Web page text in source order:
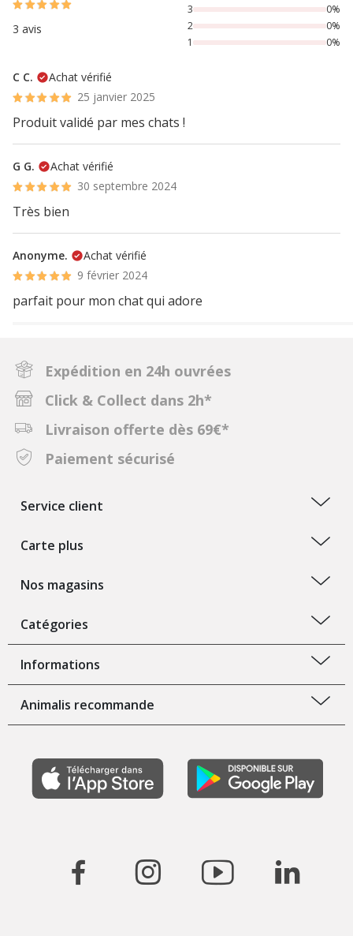
3 avis
3
0%
2
0%
1
0%
C C.
Achat vérifié
25 janvier 2025
Produit validé par mes chats !
G G.
Achat vérifié
30 septembre 2024
Très bien
Anonyme.
Achat vérifié
9 février 2024
parfait pour mon chat qui adore
Expédition en 24h ouvrées
Click & Collect dans 2h*
Livraison offerte dès 69€*
Paiement sécurisé
Service client
Carte plus
Nos magasins
Catégories
Informations
Animalis recommande